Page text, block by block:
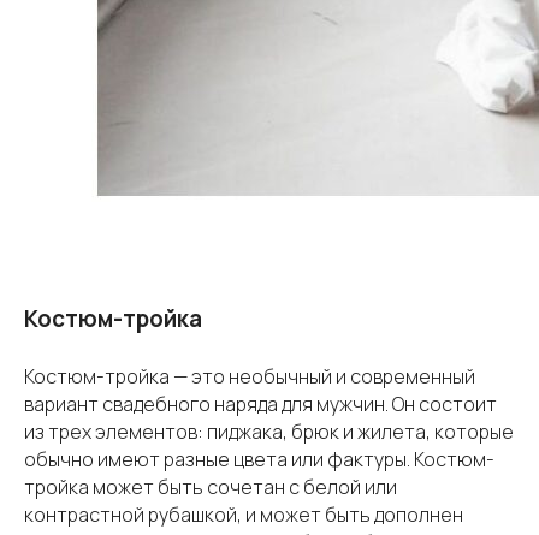
Костюм-тройка
Костюм-тройка — это необычный и современный
вариант свадебного наряда для мужчин. Он состоит
из трех элементов: пиджака, брюк и жилета, которые
обычно имеют разные цвета или фактуры. Костюм-
тройка может быть сочетан с белой или
контрастной рубашкой, и может быть дополнен